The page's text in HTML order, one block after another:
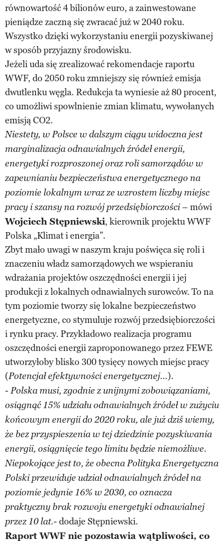
równowartość 4 bilionów euro, a zainwestowane
pieniądze zaczną się zwracać już w 2040 roku.
Wszystko dzięki wykorzystaniu energii pozyskiwanej
w sposób przyjazny środowisku.
Jeżeli uda się zrealizować rekomendacje raportu
WWF, do 2050 roku zmniejszy się również emisja
dwutlenku węgla. Redukcja ta wyniesie aż 80 procent,
co umożliwi spowlnienie zmian klimatu, wywołanych
emisją CO2.
Niestety, w Polsce w dalszym ciągu widoczna jest
marginalizacja odnawialnych źródeł energii,
energetyki rozproszonej oraz roli samorządów w
zapewnianiu bezpieczeństwa energetycznego na
poziomie lokalnym wraz ze wzrostem liczby miejsc
pracy i szansy na rozwój przedsiębiorczości– mówi
Wojciech Stępniewski, kierownik projektu WWF
Polska „Klimat i energia”.
Zbyt mało uwagi w naszym kraju poświęca się roli i
znaczeniu władz samorządowych we wspieraniu
wdrażania projektów oszczędności energii i jej
produkcji z lokalnych odnawialnych surowców. To na
tym poziomie tworzy się lokalne bezpieczeństwo
energetyczne, co stymuluje rozwój przedsiębiorczości
i rynku pracy. Przykładowo realizacja programu
oszczędności energii zaproponowanego przez FEWE
utworzyłoby blisko 300 tysięcy nowych miejsc pracy
(Potencjał efektywności energetycznej...).
- Polska musi, zgodnie z unijnymi zobowiązaniami,
osiągnąć 15% udziału odnawialnych źródeł w zużyciu
końcowym energii do 2020 roku, ale już dziś wiemy,
że bez przyspieszenia w tej dziedzinie pozyskiwania
energii, osiągnięcie tego limitu będzie niemożliwe.
Niepokojące jest to, że obecna Polityka Energetyczna
Polski przewiduje udział odnawialnych źródeł na
poziomie jedynie 16% w 2030, co oznacza
praktyczny brak rozwoju energetyki odnawialnej
przez 10 lat.- dodaje Stępniewski.
Raport WWF nie pozostawia wątpliwości, co